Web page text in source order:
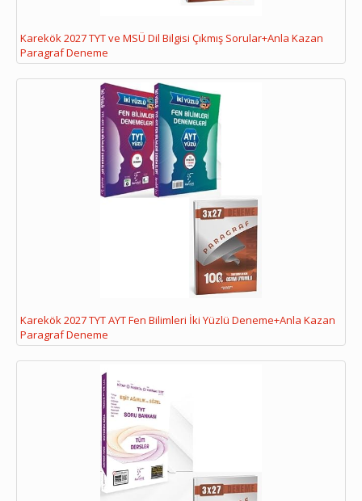
Karekök 2027 TYT ve MSÜ Dil Bilgisi Çıkmış Sorular+Anla Kazan
Paragraf Deneme
Karekök 2027 TYT AYT Fen Bilimleri İki Yüzlü Deneme+Anla Kazan
Paragraf Deneme